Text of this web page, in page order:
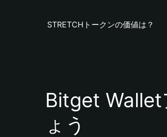
STRETCHトークンの価値は？
Bitget Wallet
ょう